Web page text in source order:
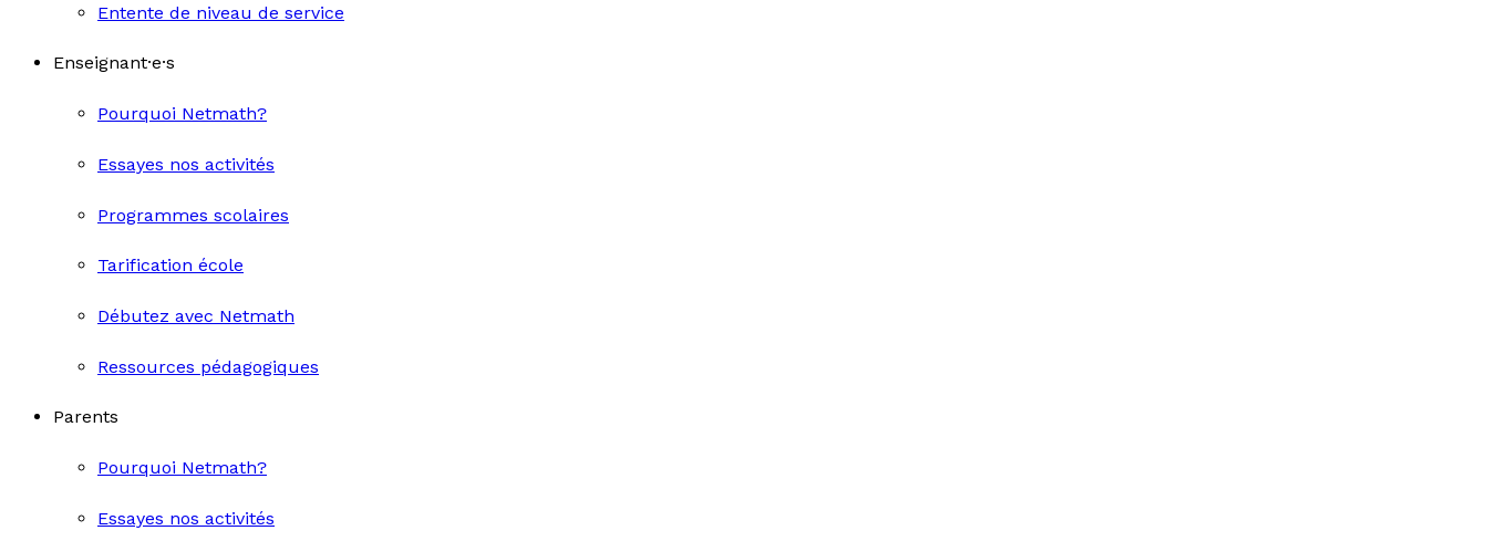
Entente de niveau de service
Enseignant·e·s
Pourquoi Netmath?
Essayes nos activités
Programmes scolaires
Tarification école
Débutez avec Netmath
Ressources pédagogiques
Parents
Pourquoi Netmath?
Essayes nos activités